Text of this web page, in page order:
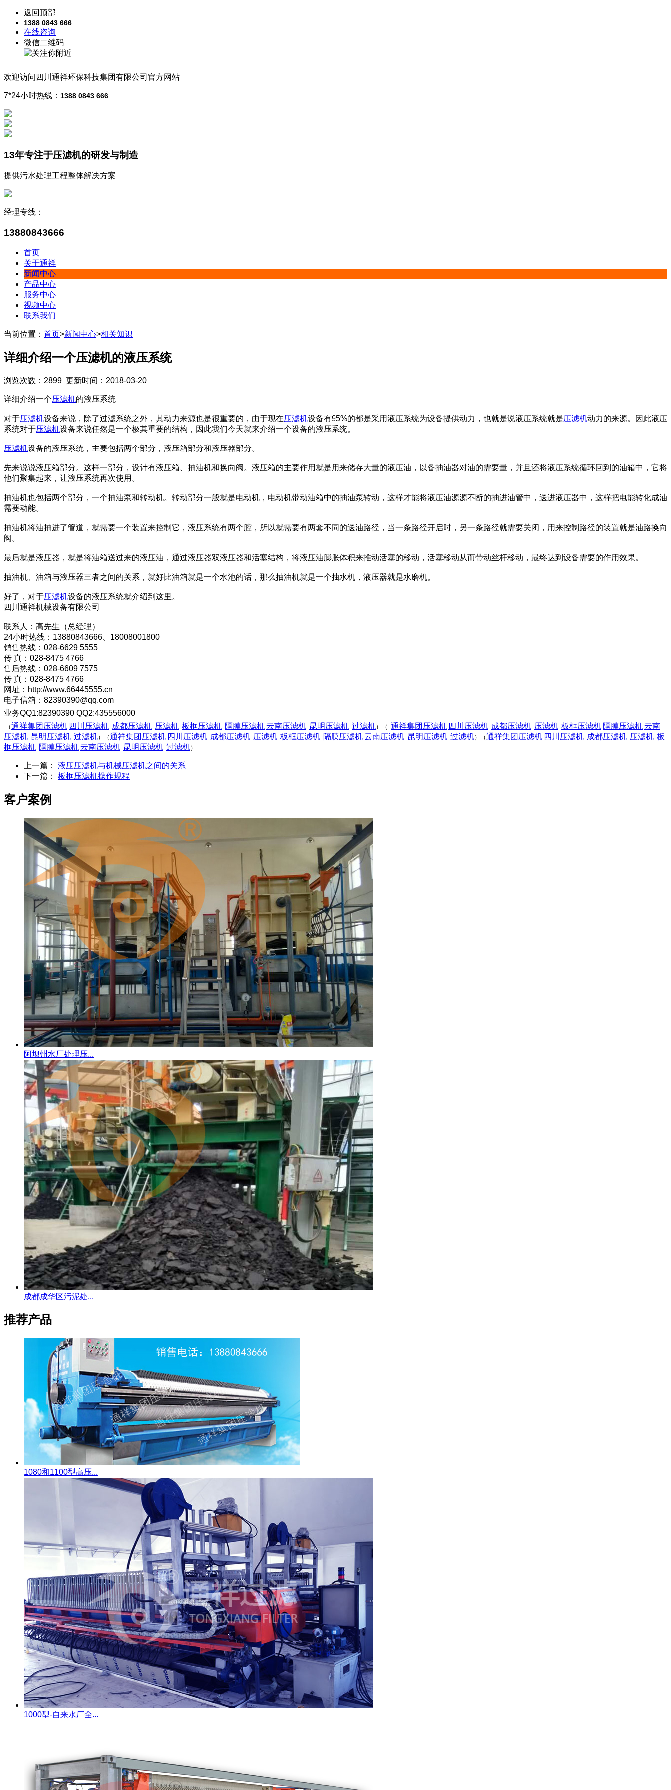
返回顶部
1388 0843 666
在线咨询
微信二维码
欢迎访问 四川通祥环保科技集团有限公司 官方网站
7*24小时热线： 1388 0843 666
13年专注于压滤机的研发与制造
提供污水处理工程整体解决方案
经理专线：
13880843666
首页
关于通祥
新闻中心
产品中心
服务中心
视频中心
联系我们
当前位置： 首页>新闻中心>相关知识
详细介绍一个压滤机的液压系统
浏览次数：2899 更新时间：2018-03-20
详细介绍一个压滤机的液压系统
对于压滤机设备来说，除了过滤系统之外，其动力来源也是很重要的，由于现在压滤机设备有95%的都是采用液压系统为设备提供动力，也就是说液压系统就是压滤机动力的来源。因此液压
系统对于压滤机设备来说任然是一个极其重要的结构，因此我们今天就来介绍一个设备的液压系统。
压滤机设备的液压系统，主要包括两个部分，液压箱部分和液压器部分。
先来说说液压箱部分。这样一部分，设计有液压箱、抽油机和换向阀。液压箱的主要作用就是用来储存大量的液压油，以备抽油器对油的需要量，并且还将液压系统循环回到的油箱中，它将
他们聚集起来，让液压系统再次使用。
抽油机也包括两个部分，一个抽油泵和转动机。转动部分一般就是电动机，电动机带动油箱中的抽油泵转动，这样才能将液压油源源不断的抽进油管中，送进液压器中，这样把电能转化成油
需要动能。
抽油机将油抽进了管道，就需要一个装置来控制它，液压系统有两个腔，所以就需要有两套不同的送油路径，当一条路径开启时，另一条路径就需要关闭，用来控制路径的装置就是油路换向
阀。
最后就是液压器，就是将油箱送过来的液压油，通过液压器双液压器和活塞结构，将液压油膨胀体积来推动活塞的移动，活塞移动从而带动丝杆移动，最终达到设备需要的作用效果。
抽油机、油箱与液压器三者之间的关系，就好比油箱就是一个水池的话，那么抽油机就是一个抽水机，液压器就是水磨机。
好了，对于压滤机设备的液压系统就介绍到这里。
四川通祥机械设备有限公司
联系人：高先生（总经理）
24小时热线：13880843666、18008001800
销售热线：028-6629 5555
传 真：028-8475 4766
售后热线：028-6609 7575
传 真：028-8475 4766
网址：http://www.66445555.cn
电子信箱：82390390@qq.com
业务QQ1:82390390 QQ2:435556000
（通祥集团压滤机 四川压滤机 成都压滤机 压滤机 板框压滤机 隔膜压滤机云南压滤机 昆明压滤机 过滤机）（ 通祥集团压滤机 四川压滤机 成都压滤机 压滤机 板框压滤机 隔膜压滤机云南
压滤机 昆明压滤机 过滤机）（通祥集团压滤机 四川压滤机 成都压滤机 压滤机 板框压滤机 隔膜压滤机云南压滤机 昆明压滤机 过滤机）（通祥集团压滤机 四川压滤机 成都压滤机 压滤机 板
框压滤机 隔膜压滤机云南压滤机 昆明压滤机 过滤机）
上一篇： 液压压滤机与机械压滤机之间的关系
下一篇： 板框压滤机操作规程
客户案例
阿坝州水厂处理压...
成都成华区污泥处...
推荐产品
1080和1100型高压...
1000型-自来水厂全...